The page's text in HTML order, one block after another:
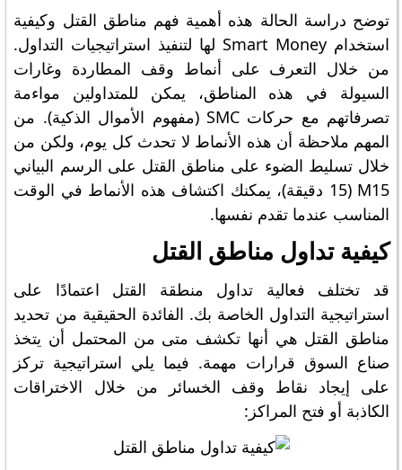
توضح دراسة الحالة هذه أهمية فهم مناطق القتل وكيفية
استخدام Smart Money لها لتنفيذ استراتيجيات التداول.
من خلال التعرف على أنماط وقف المطاردة وغارات
السيولة في هذه المناطق، يمكن للمتداولين مواءمة
تصرفاتهم مع حركات SMC (مفهوم الأموال الذكية). من
المهم ملاحظة أن هذه الأنماط لا تحدث كل يوم، ولكن من
خلال تسليط الضوء على مناطق القتل على الرسم البياني
M15 (15 دقيقة)، يمكنك اكتشاف هذه الأنماط في الوقت
المناسب عندما تقدم نفسها.
كيفية تداول مناطق القتل
قد تختلف فعالية تداول منطقة القتل اعتمادًا على
استراتيجية التداول الخاصة بك. الفائدة الحقيقية من تحديد
مناطق القتل هي أنها تكشف متى من المحتمل أن يتخذ
صناع السوق قرارات مهمة. فيما يلي استراتيجية تركز
على إيجاد نقاط وقف الخسائر من خلال الاختراقات
الكاذبة أو فتح المراكز: